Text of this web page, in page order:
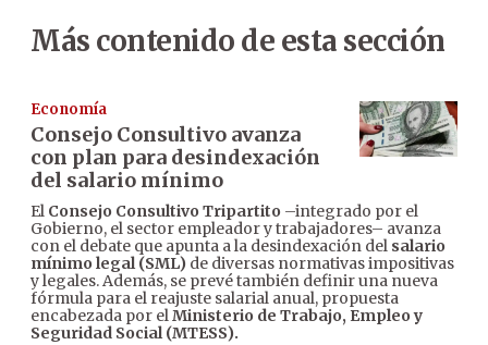
Más contenido de esta sección
Economía
Consejo Consultivo avanza
con plan para desindexación
del salario mínimo
El Consejo Consultivo Tripartito –integrado por el
Gobierno, el sector empleador y trabajadores– avanza
con el debate que apunta a la desindexación del salario
mínimo legal (SML) de diversas normativas impositivas
y legales. Además, se prevé también definir una nueva
fórmula para el reajuste salarial anual, propuesta
encabezada por elMinisterio de Trabajo, Empleo y
Seguridad Social (MTESS).